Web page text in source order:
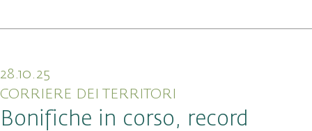
28.10.25
CORRIERE DEI TERRITORI
Bonifiche in corso, record